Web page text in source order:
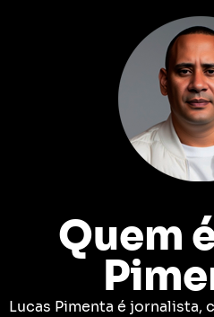
Quem
Lucas Pimenta é jornalista,